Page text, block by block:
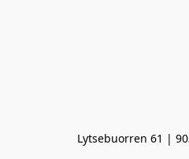
Lytsebuorren 61 |